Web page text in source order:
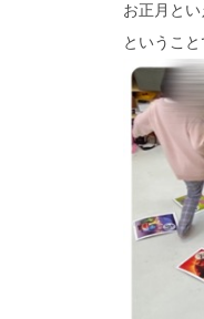
お正月とい
というこ